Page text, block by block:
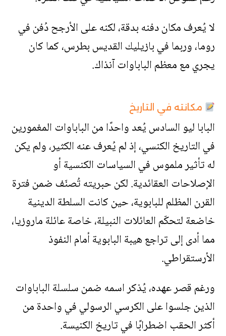
لا يُعرف مكان دفنه بدقة، لكنه على الأرجح دُفن في
روما، وربما في بازيليك القديس بطرس، كما كان
يجري مع معظم الباباوات آنذاك.
مكانته في التاريخ
البابا ليو السادس يُعد واحدًا من الباباوات المغمورين
في التاريخ الكنسي، إذ لم يُعرف عنه الكثير، ولم يكن
له تأثير ملموس في السياسات الكنسية أو
الإصلاحات العقائدية. لكن حبريته تُصنّف ضمن فترة
القرن المظلم للبابوية، حين كانت السلطة الدينية
خاضعة لتحكّم العائلات النبيلة، خاصة عائلة ماروزيا،
مما أدى إلى تراجع هيبة البابوية أمام النفوذ
الأرستقراطي.
ورغم قصر عهده، يُذكر اسمه ضمن سلسلة الباباوات
الذين جلسوا على الكرسي الرسولي في واحدة من
أكثر الحقب اضطرابًا في تاريخ الكنيسة.